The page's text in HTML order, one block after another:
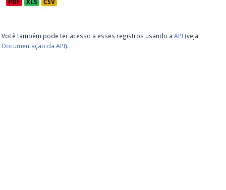
Você também pode ter acesso a esses registros usando a API (veja
Documentação da API).